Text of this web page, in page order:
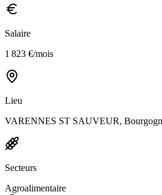
Salaire
1 823 €/mois
Lieu
VARENNES ST SAUVEUR,
Secteurs
Agroalimentaire